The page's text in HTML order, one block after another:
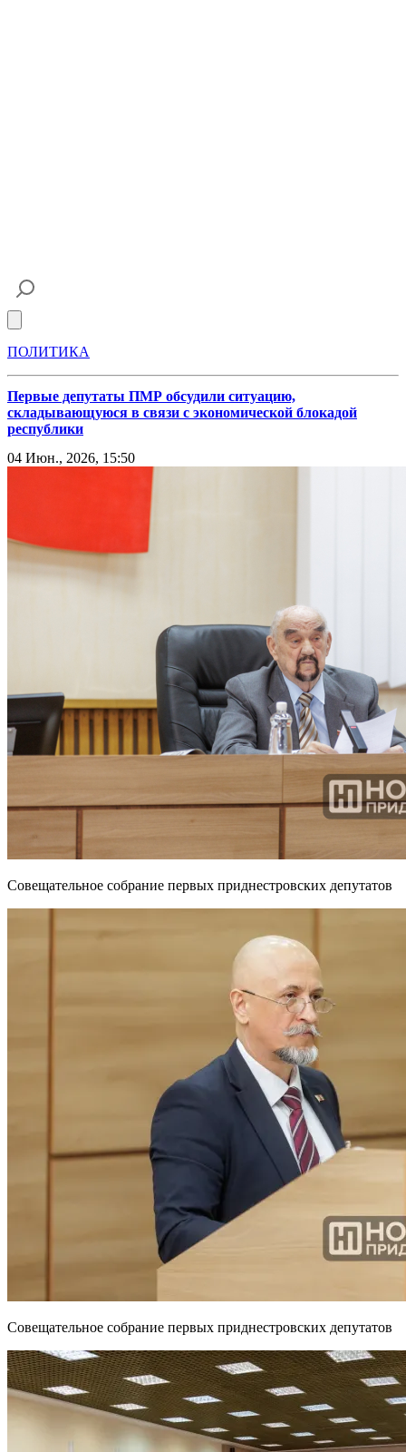
ПОЛИТИКА
Первые депутаты ПМР обсудили ситуацию,
складывающуюся в связи с экономической блокадой
республики
04 Июн., 2026, 15:50
Совещательное собрание первых приднестровских депутатов
Совещательное собрание первых приднестровских депутатов